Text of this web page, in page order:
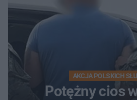
AKCJA POLSKICH
Potężny cios